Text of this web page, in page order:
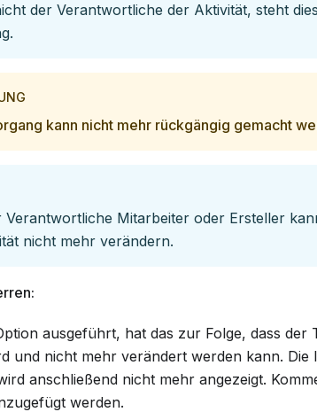
der Verantwortliche der Aktivität, steht
kann nicht mehr rückgängig gemacht
Verantwortliche Mitarbeiter oder Ersteller
nicht mehr verändern.
ausgeführt, hat das zur Folge, dass der
und nicht mehr verändert werden kann. Die
anschließend nicht mehr angezeigt.
werden.